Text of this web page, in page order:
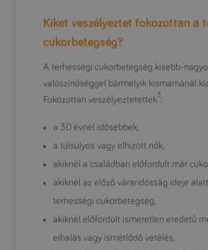
Kiket veszélyeztet fokozottan a
cukorbetegség?
A terhességi cukorbetegség kisebb-
valószínűséggel bármelyik kismamánál
Fokozottan veszélyeztetettek3:
a 30 évnél idősebbek,
a túlsúlyos vagy elhízott nők,
akiknél a családban előfordult már
akiknél az előző várandósság ideje
terhességi cukorbetegség,
akiknél előfordult ismeretlen eredetű
elhalás vagy ismétlődő vetélés,